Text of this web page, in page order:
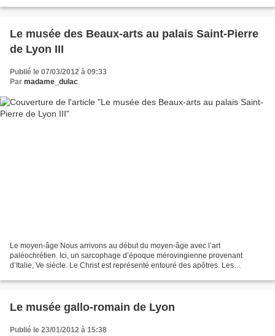
Le musée des Beaux-arts au palais Saint-Pierre
de Lyon III
Publié le 07/03/2012 à 09:33
Par madame_dulac
Le moyen-âge Nous arrivons au début du moyen-âge avec l’art
paléochrétien. Ici, un sarcophage d’époque mérovingienne provenant
d’Italie, Ve siècle. Le Christ est représenté entouré des apôtres. Les
Le musée gallo-romain de Lyon
Publié le 23/01/2012 à 15:38